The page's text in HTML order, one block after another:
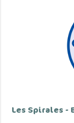
Auteur: Les